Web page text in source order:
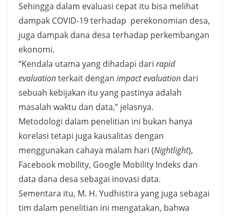
Sehingga dalam evaluasi cepat itu bisa melihat
dampak COVID-19 terhadap perekonomian desa,
juga dampak dana desa terhadap perkembangan
ekonomi.
“Kendala utama yang dihadapi dari rapid
evaluationterkait dengan impact evaluation dari
sebuah kebijakan itu yang pastinya adalah
masalah waktu dan data,” jelasnya.
Metodologi dalam penelitian ini bukan hanya
korelasi tetapi juga kausalitas dengan
menggunakan cahaya malam hari (Nightlight),
Facebook mobility, Google Mobility Indeks dan
data dana desa sebagai inovasi data.
Sementara itu, M. H. Yudhistira yang juga sebagai
tim dalam penelitian ini mengatakan, bahwa